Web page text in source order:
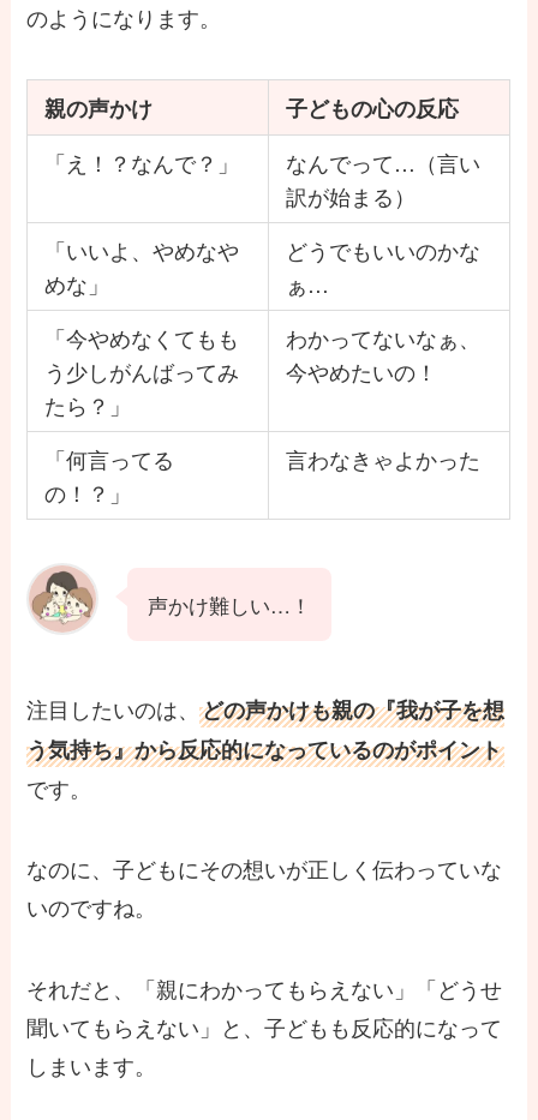
のようになります。
親の声かけ
子どもの心の反応
「え！？なんで？」
なんでって…（言い
訳が始まる）
「いいよ、やめなや
めな」
どうでもいいのかな
ぁ…
「今やめなくてもも
う少しがんばってみ
たら？」
わかってないなぁ、
今やめたいの！
「何言ってる
の！？」
言わなきゃよかった
声かけ難しい…！
注目したいのは、どの声かけも親の『我が子を想
う気持ち』から反応的になっているのがポイント
です。
なのに、子どもにその想いが正しく伝わっていな
いのですね。
それだと、「親にわかってもらえない」「どうせ
聞いてもらえない」と、子どもも反応的になって
しまいます。